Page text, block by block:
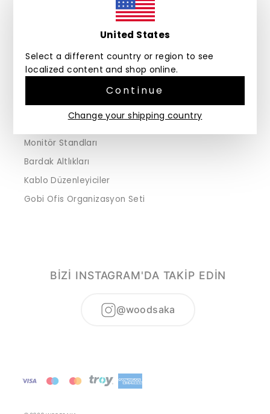
United States
Select a different country or region to see
localized content and shop online.
Continue
Change your shipping country
Kişisel Veriler Politikası
Garanti
KEŞFET
3LINE Ofis Düzenleme Seti
Prokit Çok Amaçlı Organizerler
Desna Saklama Kutuları
Monitör Standları
Bardak Altlıkları
Kablo Düzenleyiciler
Gobi Ofis Organizasyon Seti
BİZİ INSTAGRAM'DA TAKİP EDİN
@woodsaka